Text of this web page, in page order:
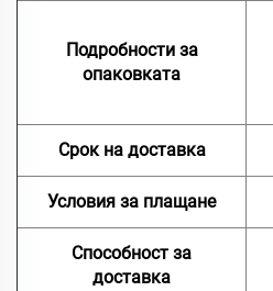
Подробности за
опаковката
Срок на доставка
Условия за плащане
Способност за
доставка